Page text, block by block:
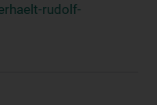
rudolf-